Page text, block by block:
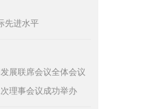
先进水平
展联席会议全体会议
理事会议成功举办